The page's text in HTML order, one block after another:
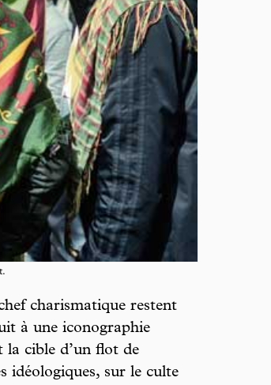
charismatique restent
à une iconographie
la cible d’un flot de
idéologiques, sur le culte